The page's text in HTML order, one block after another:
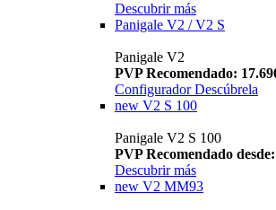
Descubrir más
Panigale V2 / V2 S
Panigale V2
PVP Recomendado:
Configurador Descúbrela
new V2 S 100
Panigale V2 S 100
PVP Recomendado
Descubrir más
new V2 MM93